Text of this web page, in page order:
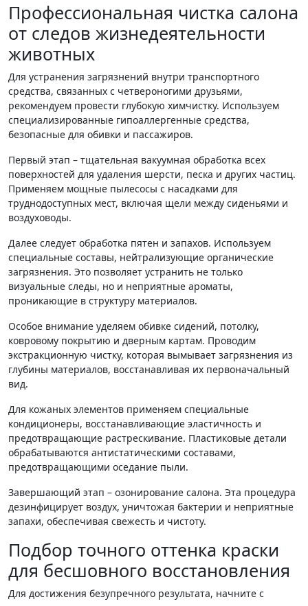
Профессиональная чистка салона
от следов жизнедеятельности
животных
Для устранения загрязнений внутри транспортного
средства, связанных с четвероногими друзьями,
рекомендуем провести глубокую химчистку. Используем
специализированные гипоаллергенные средства,
безопасные для обивки и пассажиров.
Первый этап – тщательная вакуумная обработка всех
поверхностей для удаления шерсти, песка и других частиц.
Применяем мощные пылесосы с насадками для
труднодоступных мест, включая щели между сиденьями и
воздуховоды.
Далее следует обработка пятен и запахов. Используем
специальные составы, нейтрализующие органические
загрязнения. Это позволяет устранить не только
визуальные следы, но и неприятные ароматы,
проникающие в структуру материалов.
Особое внимание уделяем обивке сидений, потолку,
ковровому покрытию и дверным картам. Проводим
экстракционную чистку, которая вымывает загрязнения из
глубины материалов, восстанавливая их первоначальный
вид.
Для кожаных элементов применяем специальные
кондиционеры, восстанавливающие эластичность и
предотвращающие растрескивание. Пластиковые детали
обрабатываются антистатическими составами,
предотвращающими оседание пыли.
Завершающий этап – озонирование салона. Эта процедура
дезинфицирует воздух, уничтожая бактерии и неприятные
запахи, обеспечивая свежесть и чистоту.
Подбор точного оттенка краски
для бесшовного восстановления
Для достижения безупречного результата, начните с